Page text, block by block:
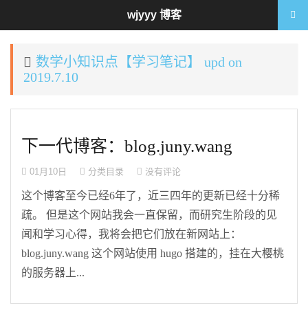
数学小知识点【学习笔记】 upd on
2019.7.10
下一代博客：blog.juny.wang
01月10日 分类目录 没有评论
这个博客至今已经6年了，近三四年的更新已经十分稀
疏。 但是这个网站我会一直保留，而研究生阶段的见
闻和学习心得，我将会把它们放在新网站上：
blog.juny.wang 这个网站使用 hugo 搭建的，挂在大樱桃
的服务器上...
wjyyy 博客